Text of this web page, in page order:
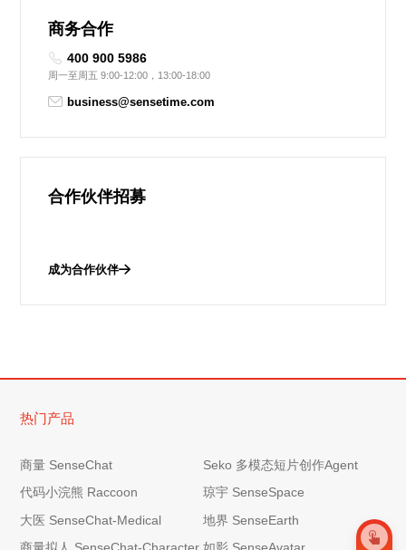
商务合作
400 900 5986
周一至周五 9:00-12:00，13:00-18:00
business@sensetime.com
合作伙伴招募
成为合作伙伴
热门产品
商量 SenseChat
Seko 多模态短片创作Agent
代码小浣熊 Raccoon
琼宇 SenseSpace
大医 SenseChat-Medical
地界 SenseEarth